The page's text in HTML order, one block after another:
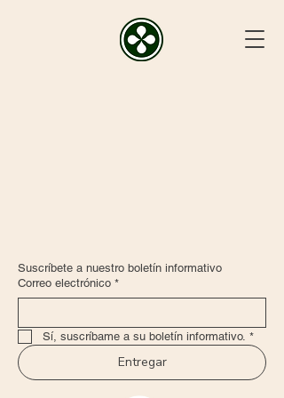
Suscríbete a nuestro boletín informativo
Correo electrónico *
Sí, suscríbame a su boletín informativo. *
Entregar